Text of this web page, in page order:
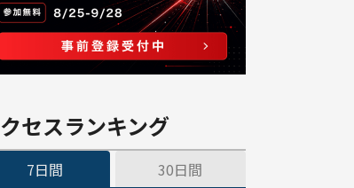
セスランキング
7日間 30日間